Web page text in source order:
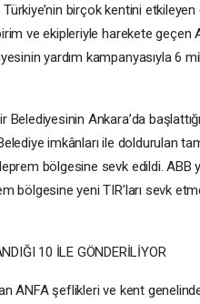
birçok kentini
ve ekipleriyle harekete geçen
yardım kampanyasıyla 6
Belediyesinin Ankara’da
imkânları ile doldurulan
bölgesine sevk edildi. ABB
bölgesine yeni TIR’ları sevk
10 İLE GÖNDERİLİYOR
ANFA şeflikleri ve kent